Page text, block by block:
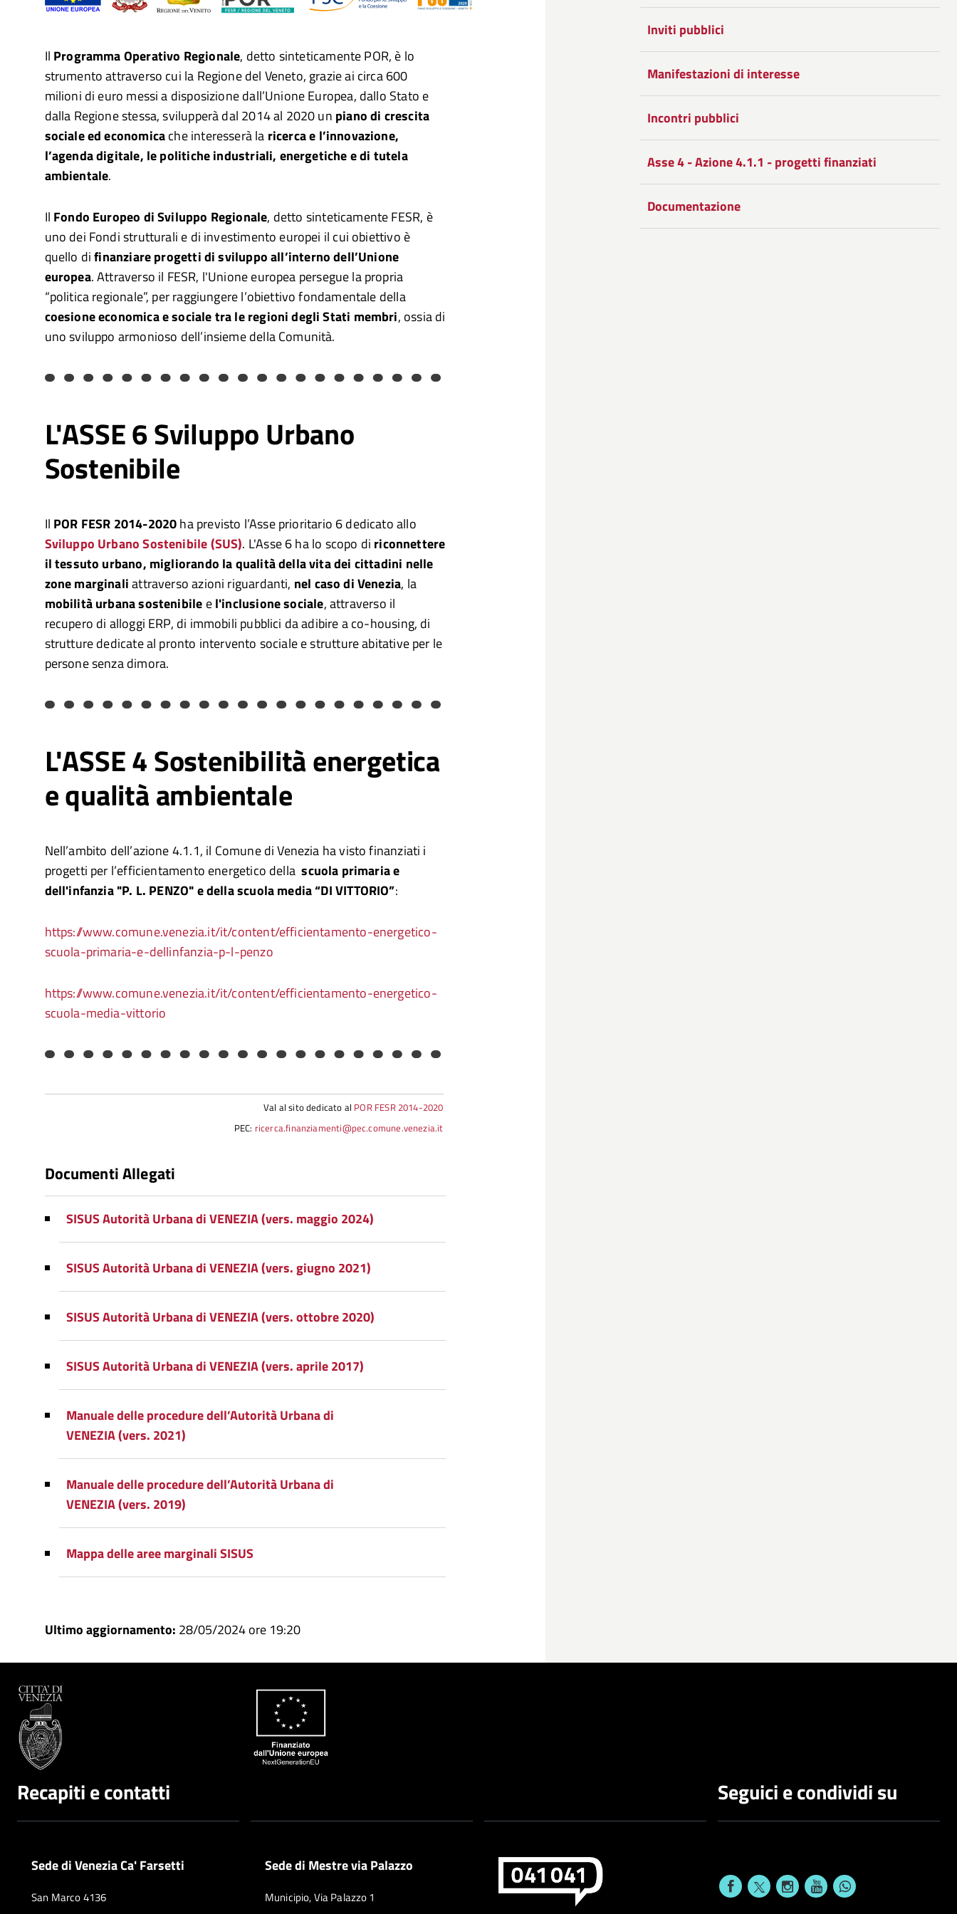
Il Programma Operativo Regionale, detto sinteticamente POR, è lo
strumento attraverso cui la Regione del Veneto, grazie ai circa 600
milioni di euro messi a disposizione dall’Unione Europea, dallo Stato e
dalla Regione stessa, svilupperà dal 2014 al 2020 un piano di crescita
sociale ed economicache interesserà la ricerca e l’innovazione,
l’agenda digitale, le politiche industriali, energetiche e di tutela
ambientale.
Il Fondo Europeo di Sviluppo Regionale, detto sinteticamente FESR, è
uno dei Fondi strutturali e di investimento europei il cui obiettivo è
quello difinanziare progetti di sviluppo all’interno dell’Unione
europea. Attraverso il FESR, l'Unione europea persegue la propria
“politica regionale”, per raggiungere l’obiettivo fondamentale della
coesione economica e sociale tra le regioni degli Stati membri, ossia di
uno sviluppo armonioso dell’insieme della Comunità.
L'ASSE 6 Sviluppo Urbano
Sostenibile
Il POR FESR 2014-2020ha previsto l’Asse prioritario 6 dedicato allo
Sviluppo Urbano Sostenibile (SUS). L'Asse 6 ha lo scopo di riconnettere
il tessuto urbano, migliorando la qualità della vita dei cittadini nelle
zone marginaliattraverso azioni riguardanti, nel caso di Venezia, la
mobilità urbana sostenibile el'inclusione sociale, attraverso il
recupero di alloggi ERP, di immobili pubblici da adibire a co-housing, di
strutture dedicate al pronto intervento sociale e strutture abitative per le
persone senza dimora.
L'ASSE 4 Sostenibilità energetica
e qualità ambientale
Nell’ambito dell’azione 4.1.1, il Comune di Venezia ha visto finanziati i
progetti per l’efficientamento energetico dellascuola primaria e
dell'infanzia "P. L. PENZO" e della scuola media “DI VITTORIO”:
https://www.comune.venezia.it/it/content/efficientamento-energetico-
scuola-primaria-e-dellinfanzia-p-l-penzo
https://www.comune.venezia.it/it/content/efficientamento-energetico-
scuola-media-vittorio
Val al sito dedicato al POR FESR 2014-2020
PEC: ricerca.finanziamenti@pec.comune.venezia.it
Documenti Allegati
SISUS Autorità Urbana di VENEZIA (vers. maggio 2024)
SISUS Autorità Urbana di VENEZIA (vers. giugno 2021)
SISUS Autorità Urbana di VENEZIA (vers. ottobre 2020)
SISUS Autorità Urbana di VENEZIA (vers. aprile 2017)
Manuale delle procedure dell’Autorità Urbana di
VENEZIA (vers. 2021)
Manuale delle procedure dell’Autorità Urbana di
VENEZIA (vers. 2019)
Mappa delle aree marginali SISUS
Facebook
su
Twitter
Condividi
su
Inviti pubblici
Manifestazioni di interesse
Incontri pubblici
Asse 4 - Azione 4.1.1 - progetti finanziati
Documentazione
Ultimo aggiornamento: 28/05/2024 ore 19:20
Recapiti e contatti
Sede di Venezia Ca' Farsetti
San Marco 4136
Sede di Mestre via Palazzo
Municipio, Via Palazzo 1
Seguici e condividi su